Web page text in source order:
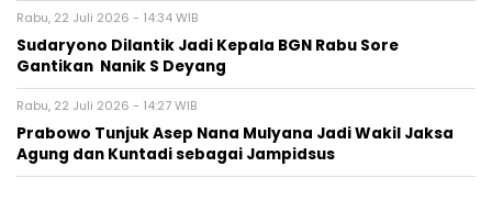
Rabu, 22 Juli 2026 - 14:34 WIB
Sudaryono Dilantik Jadi Kepala BGN Rabu Sore
Gantikan Nanik S Deyang
Rabu, 22 Juli 2026 - 14:27 WIB
Prabowo Tunjuk Asep Nana Mulyana Jadi Wakil Jaksa
Agung dan Kuntadi sebagai Jampidsus